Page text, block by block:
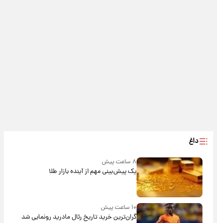
داغ
۸ ساعت پیش
یک پیش‌بینی مهم از آینده بازار طلا
۱۰ ساعت پیش
گران‌ترین خرید تاریخ رئال مادرید رونمایی شد